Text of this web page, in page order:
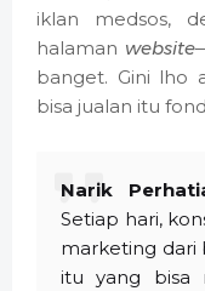
iklan medsos,
halaman website
banget. Gini lho
bisa jualan itu
Narik
Setiap hari,
marketing dari
itu yang bisa